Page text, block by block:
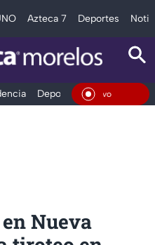
Azteca 7 Deportes
Deportes Espectáculos
En
en Nueva